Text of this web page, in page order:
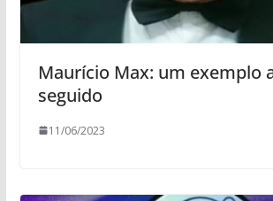
Maurício Max: um exemplo
seguido
11/06/2023